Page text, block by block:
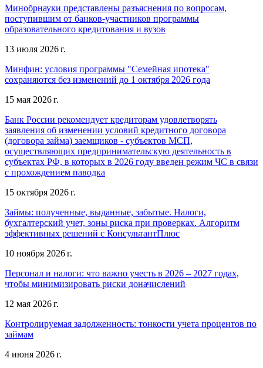
Минобрнауки представлены разъяснения по вопросам,
поступившим от банков-участников программы
образовательного кредитования и вузов
13 июля 2026 г.
Минфин: условия программы "Семейная ипотека"
сохраняются без изменений до 1 октября 2026 года
15 мая 2026 г.
Банк России рекомендует кредиторам удовлетворять
заявления об изменении условий кредитного договора
(договора займа) заемщиков - субъектов МСП,
осуществляющих предпринимательскую деятельность в
субъектах РФ, в которых в 2026 году введен режим ЧС в связи
с прохождением паводка
15 октября 2026 г.
Займы: полученные, выданные, забытые. Налоги,
бухгалтерский учет, зоны риска при проверках. Алгоритм
эффективных решений с КонсультантПлюс
10 ноября 2026 г.
Персонал и налоги: что важно учесть в 2026 – 2027 годах,
чтобы минимизировать риски доначислений
12 мая 2026 г.
Контролируемая задолженность: тонкости учета процентов по
займам
4 июня 2026 г.